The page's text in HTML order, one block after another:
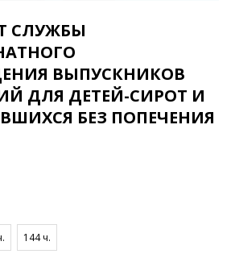
СЛУЖБЫ
ВЫПУСКНИКОВ
ДЛЯ ДЕТЕЙ-СИРОТ И
БЕЗ ПОПЕЧЕНИЯ
144 ч.